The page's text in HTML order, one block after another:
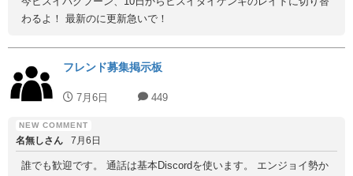
わるよ！ 最新のに更新急いで！
フレンド募集掲示板
7月6日 449
名無しさん 7月6日
誰でも歓迎です。 通話は基本Discordを使います。 エンジョイ勢か